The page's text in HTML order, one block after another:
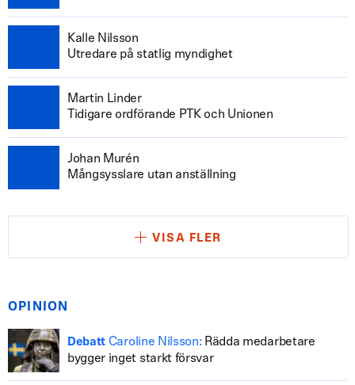
Kalle Nilsson
Utredare på statlig myndighet
Martin Linder
Tidigare ordförande PTK och Unionen
Johan Murén
Mångsysslare utan anställning
VISA FLER
OPINION
Debatt Caroline Nilsson: Rädda medarbetare
bygger inget starkt försvar